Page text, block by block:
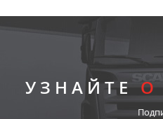
УЗНАЙТЕО